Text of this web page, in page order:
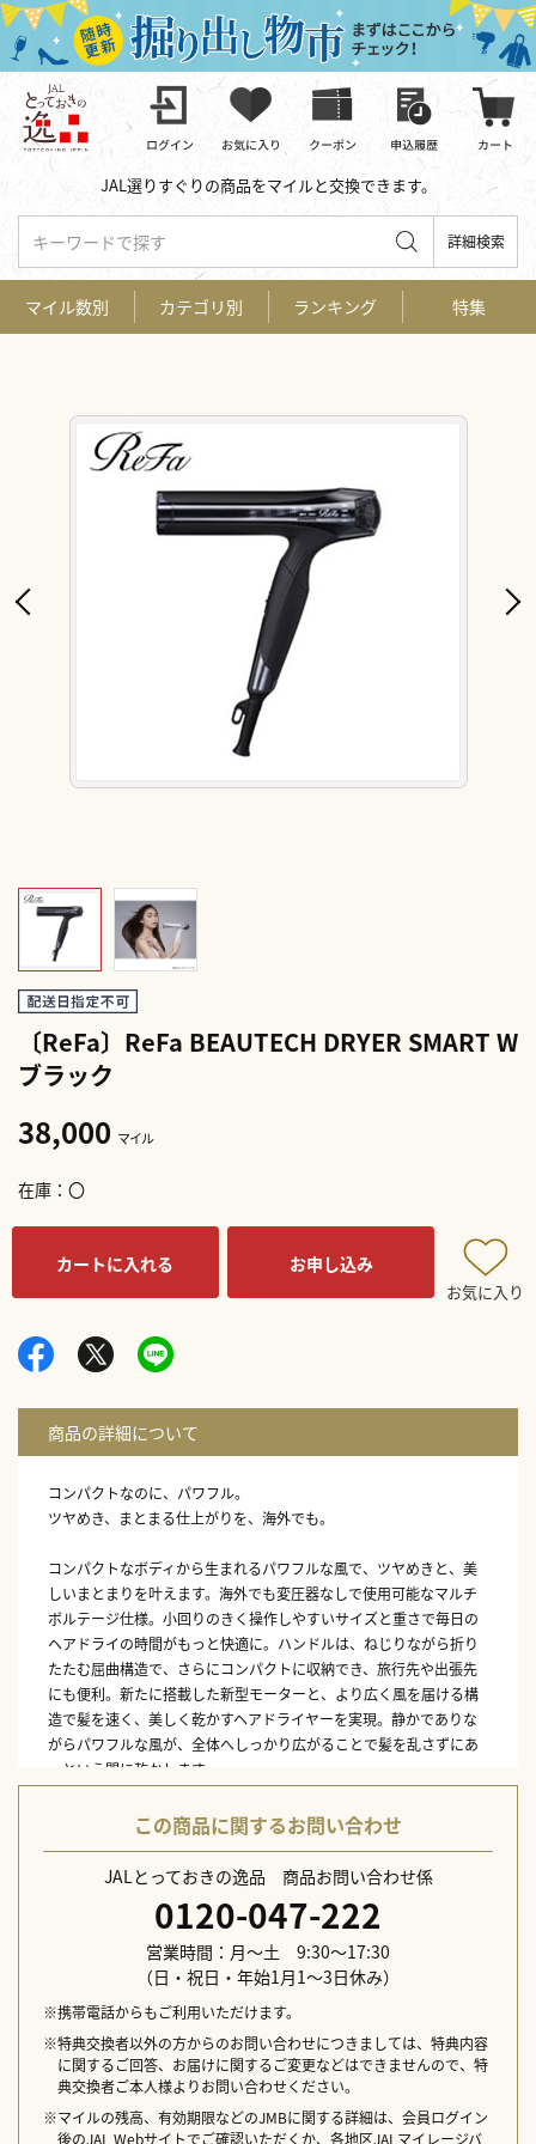
JAL選りすぐりの商品をマイルと交換できます。
キーワードで探す 詳細検索
〔ReFa〕ReFa BEAUTECH DRYER SMART W
ブラック
38,000 マイル
在庫 〇
カートに入れる お申し込み
お気に入り
コンパクトなのに、パワフル。
ツヤめき、まとまる仕上がりを、海外でも。
コンパクトなボディから生まれるパワフルな風で、ツヤめきと、美
しいまとまりを叶えます。海外でも変圧器なしで使用可能なマルチ
ボルテージ仕様。小回りのきく操作しやすいサイズと重さで毎日の
ヘアドライの時間がもっと快適に。ハンドルは、ねじりながら折り
たたむ屈曲構造で、さらにコンパクトに収納でき、旅行先や出張先
にも便利。新たに搭載した新型モーターと、より広く風を届ける構
造で髪を速く、美しく乾かすヘアドライヤーを実現。静かでありな
がらパワフルな風が、全体へしっかり広がることで髪を乱さずにあ
っという間に乾かします。
本体重量：約520g（電源コード、セット用ノズル含まず）
素材：〔本体〕PC＋ABS、ナイロン、ステンレス、シリコーンゴ
ム、アルミニウム、ポリアセタール〔セット用ノズル〕ナイロン
取扱説明書、保証書、セット用ノズル
この商品に関するお問い合わせ
JALとっておきの逸品 商品お問い合わせ係
0120-047-222
営業時間：月～土 9:30～17:30
（日・祝日・年始1月1～3日休み）
※携帯電話からもご利用いただけます。
※特典交換者以外の方からのお問い合わせにつきましては、特典内容
に関するご回答、お届けに関するご変更などはできませんので、特
典交換者ご本人様よりお問い合わせください。
※マイルの残高、有効期限などのJMBに関する詳細は、会員ログイン
後のJAL Webサイトでご確認いただくか、各地区JALマイレージバ
マイル数別 カテゴリ別 ランキング 特集